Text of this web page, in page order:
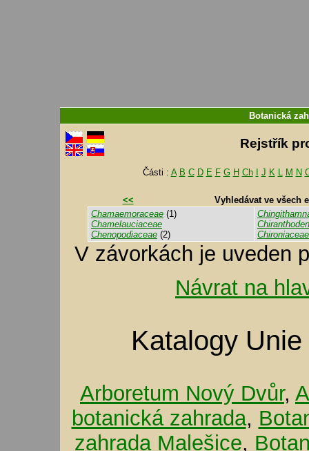
Botanická
Rejstřík
Části : A B C D E F G H Ch J K L M N
<<
Vyhledávat ve všech
Chamaemoraceae (1)
Chamelauciaceae
Chenopodiaceae (2)
Chironiaceae
V závorkách je uveden
Návrat na
Katalogy
Arboretum Nový Dvůr,
botanická zahrada,
zahrada Malešice,